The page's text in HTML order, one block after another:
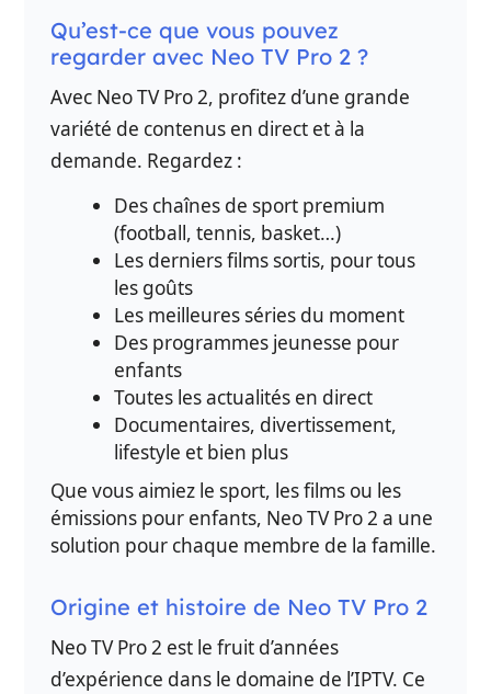
Qu’est-ce que vous pouvez
regarder avec Neo TV Pro 2 ?
Avec Neo TV Pro 2, profitez d’une grande
variété de contenus en direct et à la
demande. Regardez :
Des chaînes de sport premium
(football, tennis, basket…)
Les derniers films sortis, pour tous
les goûts
Les meilleures séries du moment
Des programmes jeunesse pour
enfants
Toutes les actualités en direct
Documentaires, divertissement,
lifestyle et bien plus
Que vous aimiez le sport, les films ou les
émissions pour enfants, Neo TV Pro 2 a une
solution pour chaque membre de la famille.
Origine et histoire de Neo TV Pro 2
Neo TV Pro 2 est le fruit d’années
d’expérience dans le domaine de l’IPTV. Ce